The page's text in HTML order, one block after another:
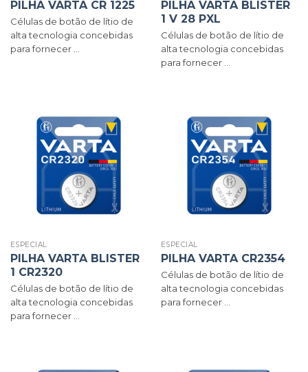
PILHA VARTA CR 1225
Células de botão de lítio de
alta tecnologia concebidas
para fornecer ...
PILHA VARTA BLISTER
1 V 28 PXL
Células de botão de lítio de
alta tecnologia concebidas
para fornecer ...
ESPECIAL
PILHA VARTA BLISTER
1 CR2320
Células de botão de lítio de
alta tecnologia concebidas
para fornecer ...
ESPECIAL
PILHA VARTA CR2354
Células de botão de lítio de
alta tecnologia concebidas
para fornecer ...